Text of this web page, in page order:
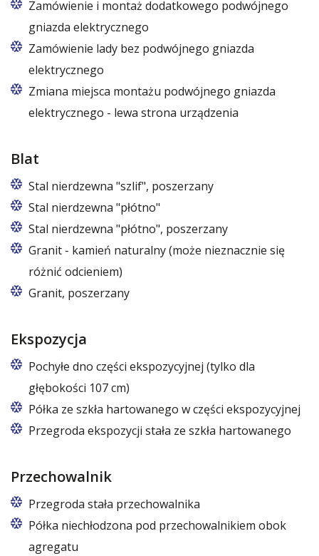
Zamówienie i montaż dodatkowego podwójnego
gniazda elektrycznego
Zamówienie lady bez podwójnego gniazda
elektrycznego
Zmiana miejsca montażu podwójnego gniazda
elektrycznego - lewa strona urządzenia
Blat
Stal nierdzewna "szlif", poszerzany
Stal nierdzewna "płótno"
Stal nierdzewna "płótno", poszerzany
Granit - kamień naturalny (może nieznacznie się
różnić odcieniem)
Granit, poszerzany
Ekspozycja
Pochyłe dno części ekspozycyjnej (tylko dla
głębokości 107 cm)
Półka ze szkła hartowanego w części ekspozycyjnej
Przegroda ekspozycji stała ze szkła hartowanego
Przechowalnik
Przegroda stała przechowalnika
Półka niechłodzona pod przechowalnikiem obok
agregatu